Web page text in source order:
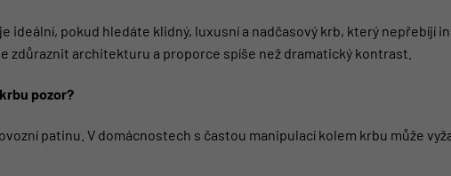
ideální, pokud hledáte klidný, luxusní a nadčasový krb, který nepřebíjí
zdůraznit architekturu a proporce spíše než dramatický kontrast.
pozor?
patinu. V domácnostech s častou manipulací kolem krbu může